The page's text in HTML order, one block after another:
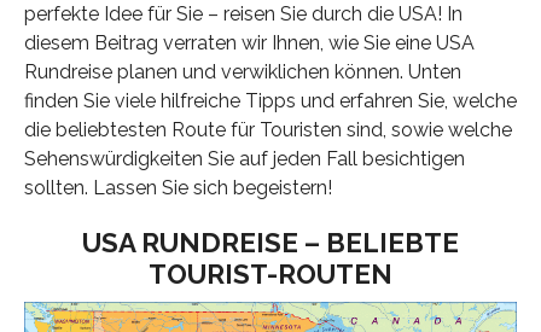
perfekte Idee für Sie – reisen Sie durch die USA! In
diesem Beitrag verraten wir Ihnen, wie Sie eine USA
Rundreise planen und verwiklichen können. Unten
finden Sie viele hilfreiche Tipps und erfahren Sie, welche
die beliebtesten Route für Touristen sind, sowie welche
Sehenswürdigkeiten Sie auf jeden Fall besichtigen
sollten. Lassen Sie sich begeistern!
USA RUNDREISE – BELIEBTE
TOURIST-ROUTEN